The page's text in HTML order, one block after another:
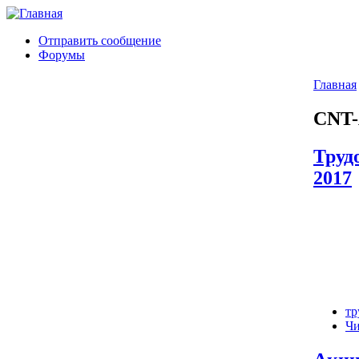
Отправить сообщение
Форумы
Главная
2017